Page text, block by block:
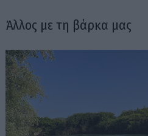
Άλλος με τη βάρκα μας